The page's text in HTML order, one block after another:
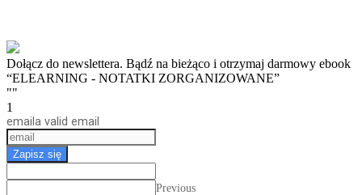
Dołącz do newslettera. Bądź na bieżąco i otrzymaj darmowy ebook
“ELEARNING - NOTATKI ZORGANIZOWANE”
""
1
email a valid email
Zapisz się
Previous